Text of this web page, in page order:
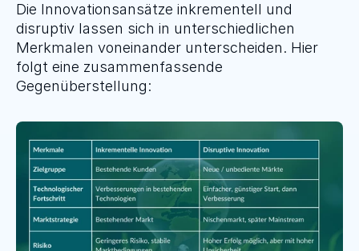
Die Innovationsansätze inkrementell und
disruptiv lassen sich in unterschiedlichen
Merkmalen voneinander unterscheiden. Hier
folgt eine zusammenfassende
Gegenüberstellung: